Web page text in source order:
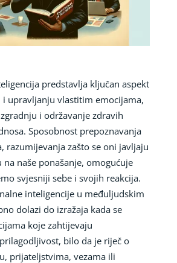
predstavlja ključan aspekt
i upravljanju vlastitim emocijama,
i održavanje zdravih
Sposobnost prepoznavanja
razumijevanja zašto se oni javljaju
naše ponašanje, omogućuje
svjesniji sebe i svojih reakcija.
inteligencije u međuljudskim
dolazi do izražaja kada se
koje zahtijevaju
bilo da je riječ o
prijateljstvima, vezama ili